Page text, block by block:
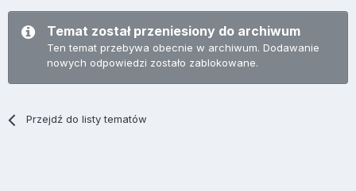
Temat został przeniesiony do archiwum
Ten temat przebywa obecnie w archiwum. Dodawanie
nowych odpowiedzi zostało zablokowane.
Przejdź do listy tematów